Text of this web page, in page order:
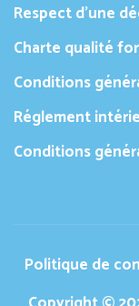
Respect d’une
Charte qualité
Conditions
Réglement
Conditions
Politique de